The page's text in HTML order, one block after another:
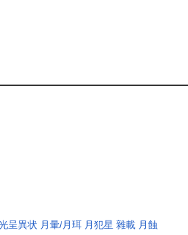
呈異状 月暈/月珥 月犯星 雜載 月蝕